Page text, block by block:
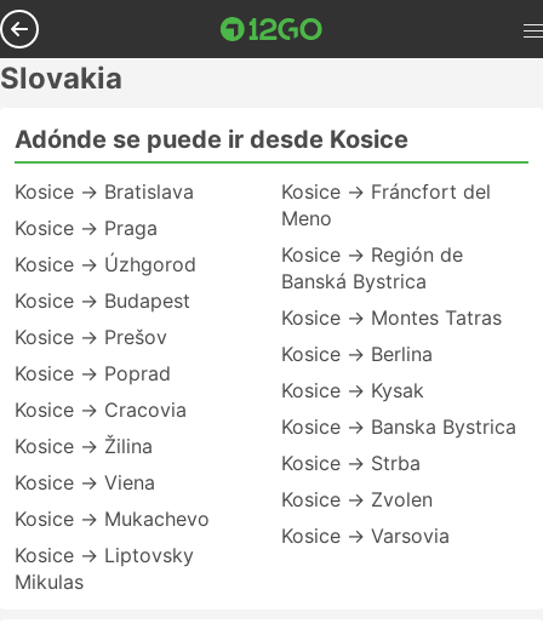
Slovakia
Adónde se puede ir desde Kosice
Kosice → Bratislava
Kosice → Praga
Kosice → Úzhgorod
Kosice → Budapest
Kosice → Prešov
Kosice → Poprad
Kosice → Cracovia
Kosice → Žilina
Kosice → Viena
Kosice → Mukachevo
Kosice → Liptovsky
Mikulas
Kosice → Fráncfort del
Meno
Kosice → Región de
Banská Bystrica
Kosice → Montes Tatras
Kosice → Berlina
Kosice → Kysak
Kosice → Banska Bystrica
Kosice → Strba
Kosice → Zvolen
Kosice → Varsovia